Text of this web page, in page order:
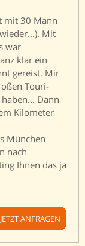
mit 30 Mann
Mit
war
klar ein
gereist. Mir
Touri-
Dann
Kilometer
München
nach
Ihnen das ja
JETZT ANFRAGEN